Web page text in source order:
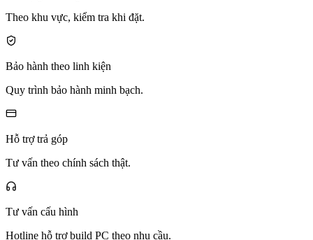
Theo khu vực, kiểm tra khi đặt.
Bảo hành theo linh kiện
Quy trình bảo hành minh bạch.
Hỗ trợ trả góp
Tư vấn theo chính sách thật.
Tư vấn cấu hình
Hotline hỗ trợ build PC theo nhu cầu.